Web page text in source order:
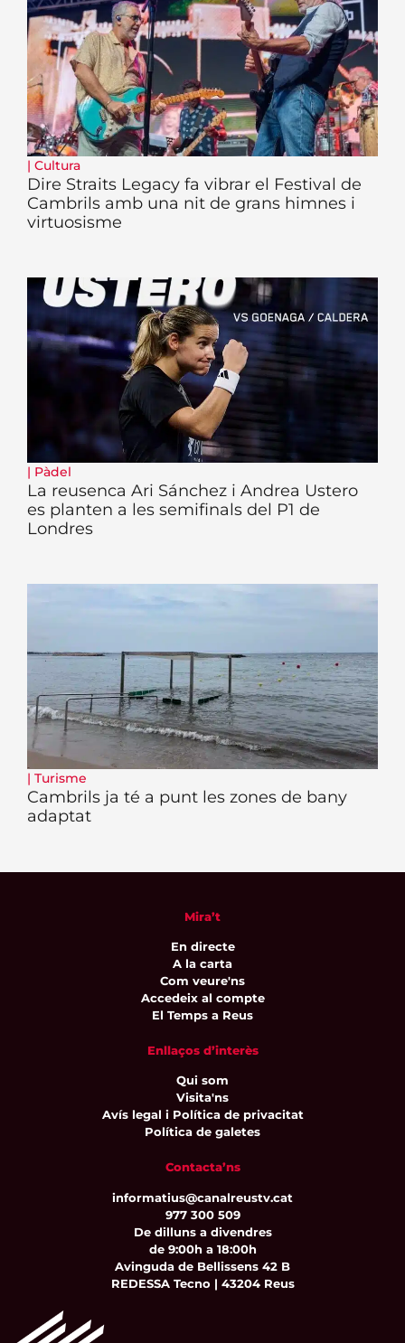
| Cultura
Dire Straits Legacy fa vibrar el Festival de
Cambrils amb una nit de grans himnes i
virtuosisme
| Pàdel
La reusenca Ari Sánchez i Andrea Ustero
es planten a les semifinals del P1 de
Londres
| Turisme
Cambrils ja té a punt les zones de bany
adaptat
Mira’t
En directe
A la carta
Com veure'ns
Accedeix al compte
El Temps a Reus
Enllaços d’interès
Qui som
Visita'ns
Avís legal i Política de privacitat
Política de galetes
Contacta’ns
informatius@canalreustv.cat
977 300 509
De dilluns a divendres
de 9:00h a 18:00h
Avinguda de Bellissens 42 B
REDESSA Tecno | 43204 Reus